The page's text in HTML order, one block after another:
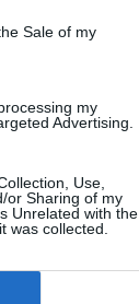
Sale of my
my
Advertising.
Use,
or Sharing of my
Unrelated with the
was collected.